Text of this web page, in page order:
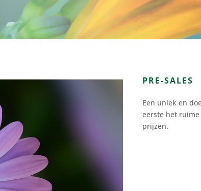
PRE-SALES
Een uniek en
eerste het
prijzen.